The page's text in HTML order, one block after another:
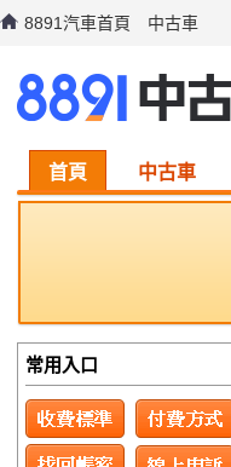
8891汽車首頁 中古車
首頁 中古車
常用入口